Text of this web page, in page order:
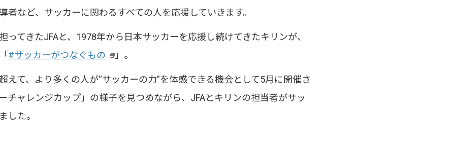
者など、サッカーに関わるすべての人を応援していきます。
ってきたJFAと、1978年から日本サッカーを応援し続けてきたキリンが、
#サッカーがつなぐもの
新
し
い
」。
えて、より多くの人が“サッカーの力”を体感できる機会として5月に開催さ
チャレンジカップ」の様子を見つめながら、JFAとキリンの担当者がサッ
した。